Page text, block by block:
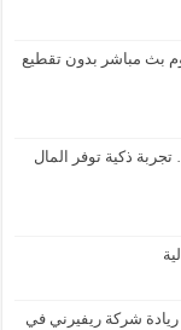
بث مباشر بدون تقطيع
ذكية توفر المال
ريادة شركة ريفيرني في